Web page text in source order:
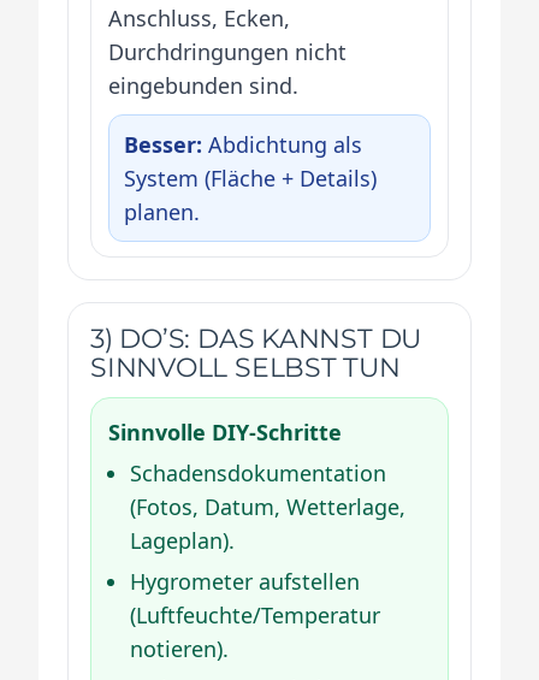
Anschluss, Ecken,
Durchdringungen nicht
eingebunden sind.
Besser: Abdichtung als
System (Fläche + Details)
planen.
3) DO’S: DAS KANNST DU
SINNVOLL SELBST TUN
Sinnvolle DIY-Schritte
Schadensdokumentation
(Fotos, Datum, Wetterlage,
Lageplan).
Hygrometer aufstellen
(Luftfeuchte/Temperatur
notieren).